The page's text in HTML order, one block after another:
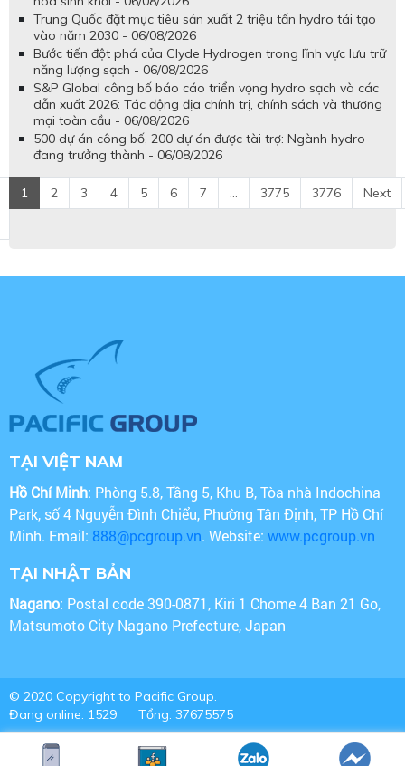
Trung Quốc đặt mục tiêu sản xuất 2 triệu tấn hydro tái tạo
vào năm 2030 - 06/08/2026
Bước tiến đột phá của Clyde Hydrogen trong lĩnh vực lưu trữ
năng lượng sạch - 06/08/2026
S&P Global công bố báo cáo triển vọng hydro sạch và các
dẫn xuất 2026: Tác động địa chính trị, chính sách và thương
mại toàn cầu - 06/08/2026
500 dự án công bố, 200 dự án được tài trợ: Ngành hydro
đang trưởng thành - 06/08/2026
1 2 3 4 5 6 7 ... 3775 3776 Next
TẠI VIỆT NAM
Hồ Chí Minh: Phòng 5.8, Tầng 5, Khu B, Tòa nhà Indochina
Park, số 4 Nguyễn Đình Chiểu, Phường Tân Định, TP Hồ Chí
Minh. Email: 888@pcgroup.vn. Website: www.pcgroup.vn
TẠI NHẬT BẢN
Nagano: Postal code 390-0871, Kiri 1 Chome 4 Ban 21 Go,
Matsumoto City Nagano Prefecture, Japan
© 2020 Copyright to Pacific Group.
Đang online: 1529
Tổng: 37675575